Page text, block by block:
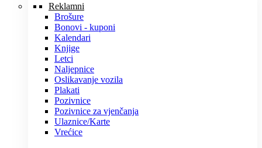
Reklamni
Brošure
Bonovi - kuponi
Kalendari
Knjige
Letci
Naljepnice
Oslikavanje vozila
Plakati
Pozivnice
Pozivnice za vjenčanja
Ulaznice/Karte
Vrećice